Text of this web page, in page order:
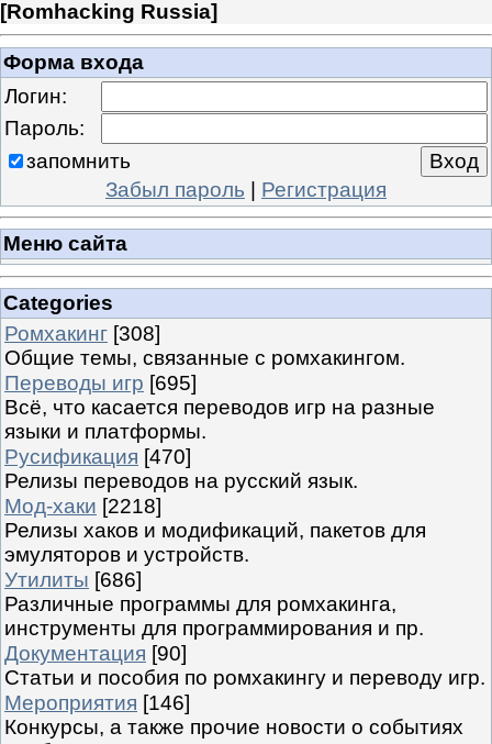
[Romhacking Russia]
Форма входа
Логин:
Пароль:
запомнить
Забыл пароль | Регистрация
Меню сайта
Categories
Ромхакинг [308]
Общие темы, связанные с ромхакингом.
Переводы игр [695]
Всё, что касается переводов игр на разные
языки и платформы.
Русификация [470]
Релизы переводов на русский язык.
Мод-хаки [2218]
Релизы хаков и модификаций, пакетов для
эмуляторов и устройств.
Утилиты [686]
Различные программы для ромхакинга,
инструменты для программирования и пр.
Документация [90]
Статьи и пособия по ромхакингу и переводу игр.
Мероприятия [146]
Конкурсы, а также прочие новости о событиях